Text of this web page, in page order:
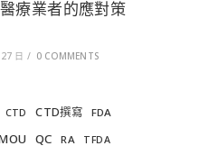
療業者的應對策
日 / 0 COMMENTS
CTD CTD撰寫 FDA
QC RA TFDA